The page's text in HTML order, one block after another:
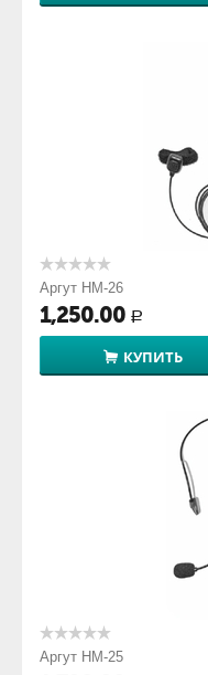
Аргут HM-26
1,250.00 Р
КУПИТЬ
Аргут HM-25